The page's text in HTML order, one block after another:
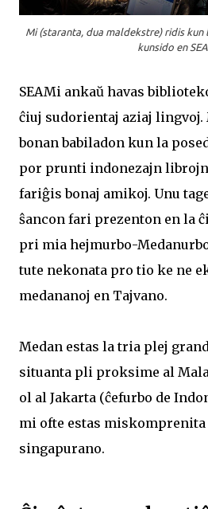
Mi (staranta, dua maldekstre) ridis
kunsido en
SEAMi ankaŭ havas
ĉiuj sudorientaj aziaj lingvoj.
bonan babiladon kun la
por prunti indonezajn
fariĝis bonaj amikoj. Unu
ŝancon fari prezenton en la
pri mia hejmurbo-
tute nekonata pro tio ke ne
medananoj en Tajvano.
Medan estas la tria plej
situanta pli proksime al
ol al Jakarta (ĉefurbo de
mi ofte estas
singapurano.